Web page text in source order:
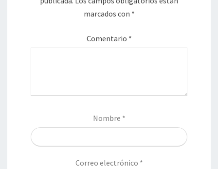
marcados con *
Comentario *
Nombre *
Correo electrónico *